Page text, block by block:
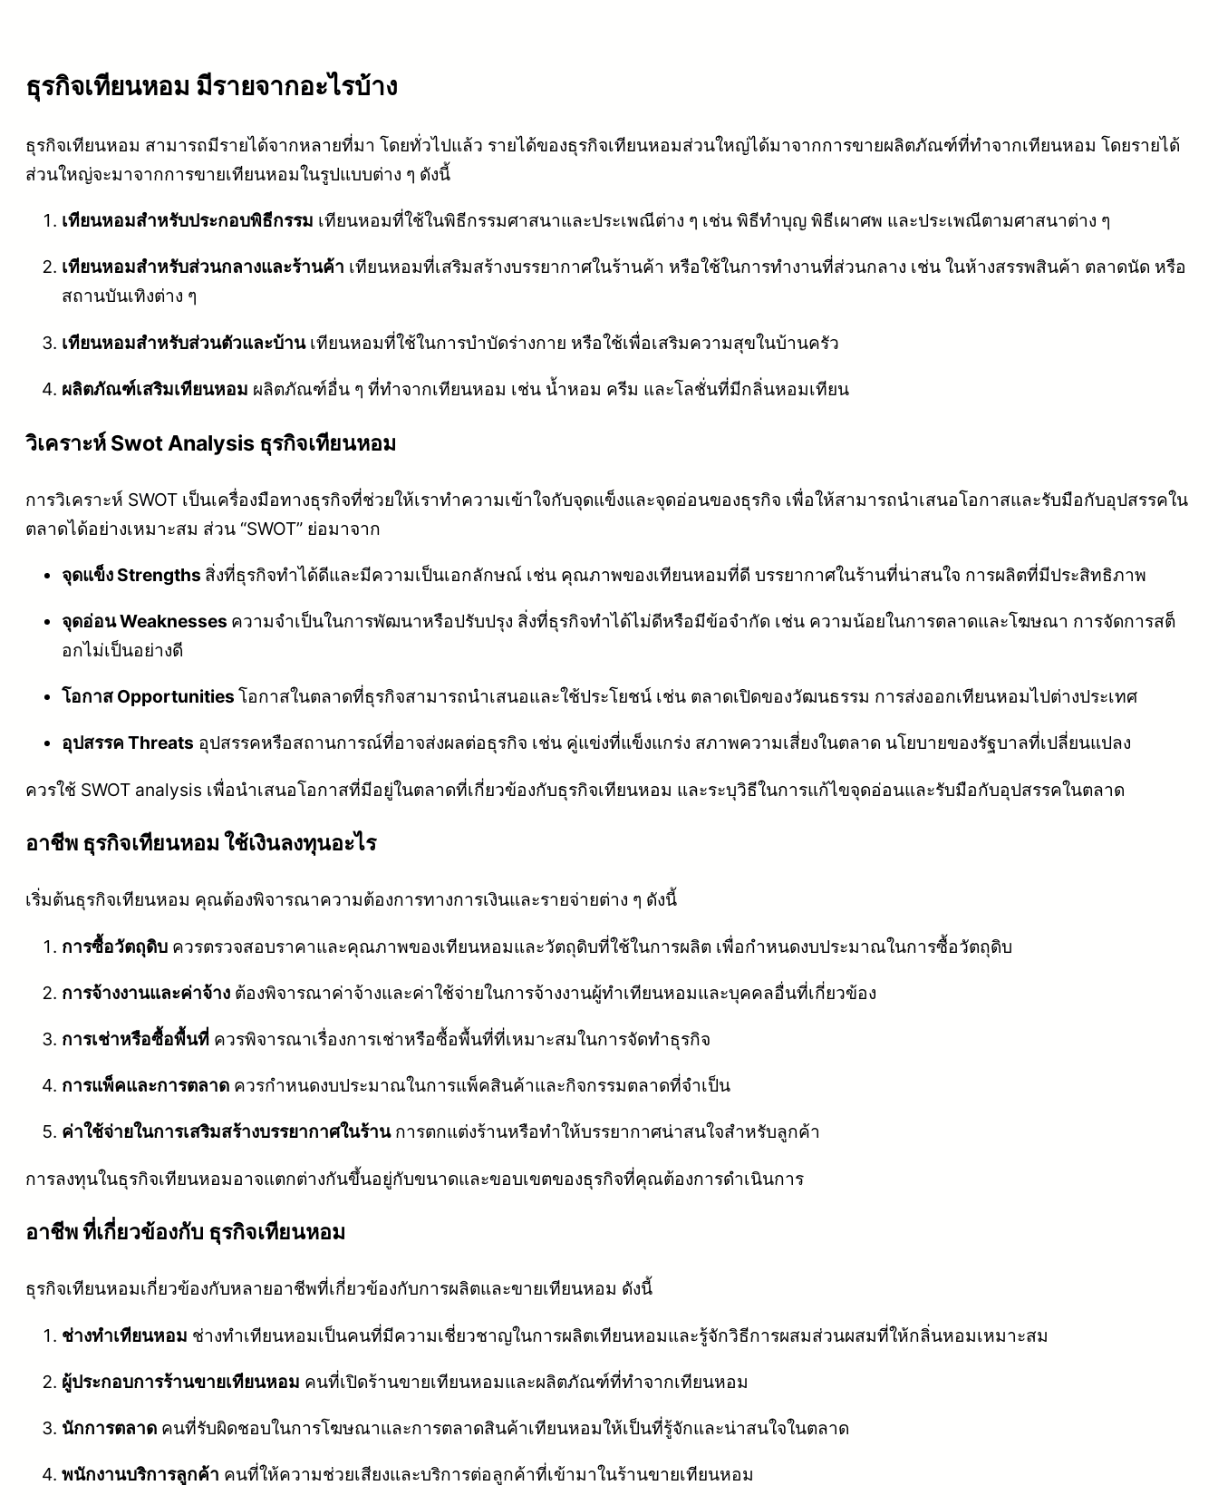
ธุรกิจเทียนหอม มีรายจากอะไรบ้าง
ธุรกิจเทียนหอม สามารถมีรายได้จากหลายที่มา โดยทั่วไปแล้ว รายได้ของธุรกิจเทียนหอมส่วนใหญ่ได้มาจากการขายผลิตภัณฑ์ที่ทำจากเทียนหอม โดยรายได้
ส่วนใหญ่จะมาจากการขายเทียนหอมในรูปแบบต่าง ๆ ดังนี้
เทียนหอมสำหรับประกอบพิธีกรรม เทียนหอมที่ใช้ในพิธีกรรมศาสนาและประเพณีต่าง ๆ เช่น พิธีทำบุญ พิธีเผาศพ และประเพณีตามศาสนาต่าง ๆ
เทียนหอมสำหรับส่วนกลางและร้านค้า เทียนหอมที่เสริมสร้างบรรยากาศในร้านค้า หรือใช้ในการทำงานที่ส่วนกลาง เช่น ในห้างสรรพสินค้า ตลาดนัด หรือ
สถานบันเทิงต่าง ๆ
เทียนหอมสำหรับส่วนตัวและบ้านเทียนหอมที่ใช้ในการบำบัดร่างกาย หรือใช้เพื่อเสริมความสุขในบ้านครัว
ผลิตภัณฑ์เสริมเทียนหอม ผลิตภัณฑ์อื่น ๆ ที่ทำจากเทียนหอม เช่น น้ำหอม ครีม และโลชั่นที่มีกลิ่นหอมเทียน
วิเคราะห์ Swot Analysis ธุรกิจเทียนหอม
การวิเคราะห์ SWOT เป็นเครื่องมือทางธุรกิจที่ช่วยให้เราทำความเข้าใจกับจุดแข็งและจุดอ่อนของธุรกิจ เพื่อให้สามารถนำเสนอโอกาสและรับมือกับอุปสรรคใน
ตลาดได้อย่างเหมาะสม ส่วน “SWOT” ย่อมาจาก
จุดแข็ง Strengths สิ่งที่ธุรกิจทำได้ดีและมีความเป็นเอกลักษณ์ เช่น คุณภาพของเทียนหอมที่ดี บรรยากาศในร้านที่น่าสนใจ การผลิตที่มีประสิทธิภาพ
จุดอ่อน Weaknesses ความจำเป็นในการพัฒนาหรือปรับปรุง สิ่งที่ธุรกิจทำได้ไม่ดีหรือมีข้อจำกัด เช่น ความน้อยในการตลาดและโฆษณา การจัดการสต็
อกไม่เป็นอย่างดี
โอกาส Opportunities โอกาสในตลาดที่ธุรกิจสามารถนำเสนอและใช้ประโยชน์ เช่น ตลาดเปิดของวัฒนธรรม การส่งออกเทียนหอมไปต่างประเทศ
อุปสรรค Threats อุปสรรคหรือสถานการณ์ที่อาจส่งผลต่อธุรกิจ เช่น คู่แข่งที่แข็งแกร่ง สภาพความเสี่ยงในตลาด นโยบายของรัฐบาลที่เปลี่ยนแปลง
ควรใช้ SWOT analysis เพื่อนำเสนอโอกาสที่มีอยู่ในตลาดที่เกี่ยวข้องกับธุรกิจเทียนหอม และระบุวิธีในการแก้ไขจุดอ่อนและรับมือกับอุปสรรคในตลาด
อาชีพ ธุรกิจเทียนหอม ใช้เงินลงทุนอะไร
เริ่มต้นธุรกิจเทียนหอม คุณต้องพิจารณาความต้องการทางการเงินและรายจ่ายต่าง ๆ ดังนี้
การซื้อวัตถุดิบ ควรตรวจสอบราคาและคุณภาพของเทียนหอมและวัตถุดิบที่ใช้ในการผลิต เพื่อกำหนดงบประมาณในการซื้อวัตถุดิบ
การจ้างงานและค่าจ้าง ต้องพิจารณาค่าจ้างและค่าใช้จ่ายในการจ้างงานผู้ทำเทียนหอมและบุคคลอื่นที่เกี่ยวข้อง
การเช่าหรือซื้อพื้นที่ ควรพิจารณาเรื่องการเช่าหรือซื้อพื้นที่ที่เหมาะสมในการจัดทำธุรกิจ
การแพ็คและการตลาด ควรกำหนดงบประมาณในการแพ็คสินค้าและกิจกรรมตลาดที่จำเป็น
ค่าใช้จ่ายในการเสริมสร้างบรรยากาศในร้านการตกแต่งร้านหรือทำให้บรรยากาศน่าสนใจสำหรับลูกค้า
การลงทุนในธุรกิจเทียนหอมอาจแตกต่างกันขึ้นอยู่กับขนาดและขอบเขตของธุรกิจที่คุณต้องการดำเนินการ
อาชีพ ที่เกี่ยวข้องกับ ธุรกิจเทียนหอม
ธุรกิจเทียนหอมเกี่ยวข้องกับหลายอาชีพที่เกี่ยวข้องกับการผลิตและขายเทียนหอม ดังนี้
ช่างทำเทียนหอม ช่างทำเทียนหอมเป็นคนที่มีความเชี่ยวชาญในการผลิตเทียนหอมและรู้จักวิธีการผสมส่วนผสมที่ให้กลิ่นหอมเหมาะสม
ผู้ประกอบการร้านขายเทียนหอม คนที่เปิดร้านขายเทียนหอมและผลิตภัณฑ์ที่ทำจากเทียนหอม
นักการตลาด คนที่รับผิดชอบในการโฆษณาและการตลาดสินค้าเทียนหอมให้เป็นที่รู้จักและน่าสนใจในตลาด
พนักงานบริการลูกค้า คนที่ให้ความช่วยเสียงและบริการต่อลูกค้าที่เข้ามาในร้านขายเทียนหอม